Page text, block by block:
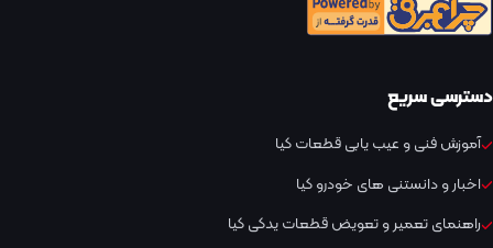
دسترسی سریع
آموزش فنی و عیب یابی قطعات کیا
اخبار و دانستنی های خودرو کیا
راهنمای تعمیر و تعویض قطعات یدکی کیا